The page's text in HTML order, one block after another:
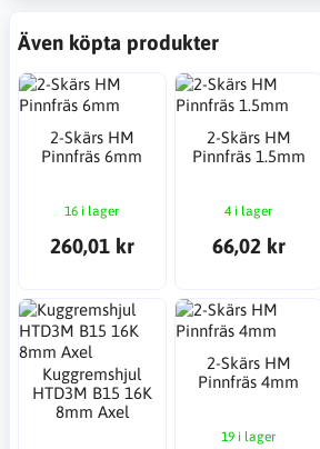
Även köpta produkter
2-Skärs HM
Pinnfräs 6mm
16 i lager
260,01 kr
2-Skärs HM
Pinnfräs 1.5mm
4 i lager
66,02 kr
Kuggremshjul
HTD3M B15 16K
8mm Axel
2-Skärs HM
Pinnfräs 4mm
19 i lager